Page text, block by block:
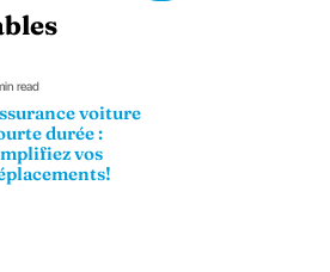
read
voiture
durée :
vos